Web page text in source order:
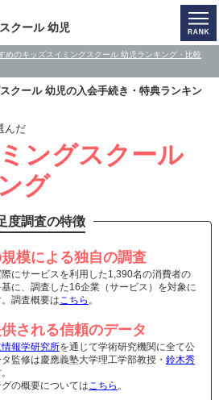
クール 幼児
めのキッズスイミングスクール 幼児ランキング・比較
クール 幼児の入会手続き・特典ランキン
んだ
ングスクール
グ
度調査の特徴
模による独自の調査
にサービスを利用した1,390名の消費者の
に、調査した16企業（サービス）を対象に
調査概要はこちら 。
される信頼のデータ
情報学研究所を通じて学術研究機関に全て公
監修は慶應義塾大学理工学部教授・ 鈴木秀
の概要についてはこちら 。